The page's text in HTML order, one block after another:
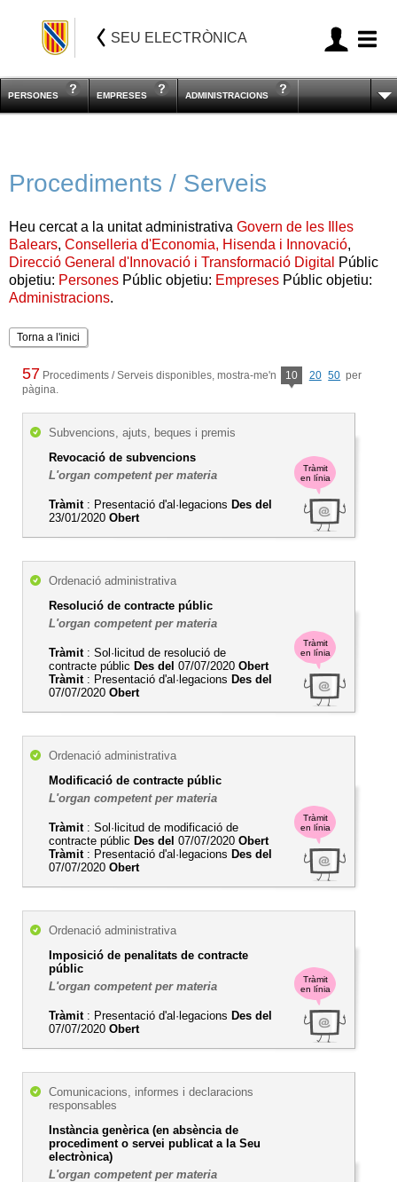
SEU ELECTRÒNICA
PERSONES EMPRESES ADMINISTRACIONS
Procediments / Serveis
Heu cercat a la unitat administrativa Govern de les Illes
Balears, Conselleria d'Economia, Hisenda i Innovació,
Direcció General d'Innovació i Transformació Digital
Públic
objetiu: Persones Públic objetiu: Empreses Públic objetiu:
Administracions.
Torna a l'inici
57 Procediments / Serveis disponibles, mostra-me'n 10 20 50 per
pàgina.
Tràmit
en línia
Subvencions, ajuts, beques i premis
Revocació de subvencions
L'organ competent per materia
Tràmit: Presentació d'al·legacions Des del
23/01/2020 Obert
Tràmit
en línia
Ordenació administrativa
Resolució de contracte públic
L'organ competent per materia
Tràmit: Sol·licitud de resolució de
contracte públic Des del 07/07/2020 Obert
Tràmit: Presentació d'al·legacions Des del
07/07/2020 Obert
Tràmit
en línia
Ordenació administrativa
Modificació de contracte públic
L'organ competent per materia
Tràmit: Sol·licitud de modificació de
contracte públic Des del 07/07/2020 Obert
Tràmit: Presentació d'al·legacions Des del
07/07/2020 Obert
Tràmit
en línia
Ordenació administrativa
Imposició de penalitats de contracte
públic
L'organ competent per materia
Tràmit: Presentació d'al·legacions Des del
07/07/2020 Obert
Comunicacions, informes i declaracions
responsables
Instància genèrica (en absència de
procediment o servei publicat a la Seu
electrònica)
L'organ competent per materia